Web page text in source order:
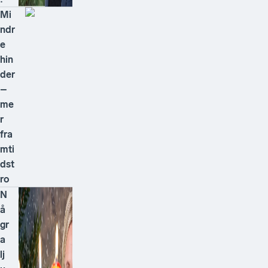
Mi
ndr
e
hin
der
–
me
r
fra
mti
dst
ro
N
å
gr
a
lj